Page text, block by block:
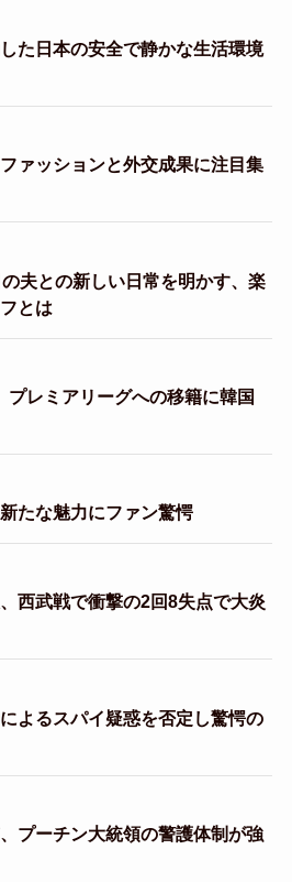
た日本の安全で静かな生活環境
ァッションと外交成果に注目集
夫との新しい日常を明かす、楽
とは
プレミアリーグへの移籍に韓国
たな魅力にファン驚愕
西武戦で衝撃の2回8失点で大炎
よるスパイ疑惑を否定し驚愕の
プーチン大統領の警護体制が強